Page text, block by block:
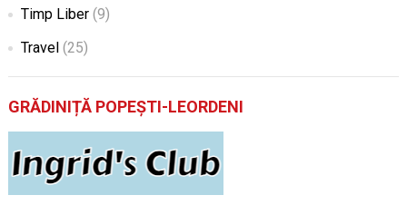
Timp Liber(9)
Travel (25)
GRĂDINIȚĂ POPEȘTI-LEORDENI